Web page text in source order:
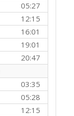
05:27
12:15
16:01
19:01
20:47
03:35
05:28
12:15